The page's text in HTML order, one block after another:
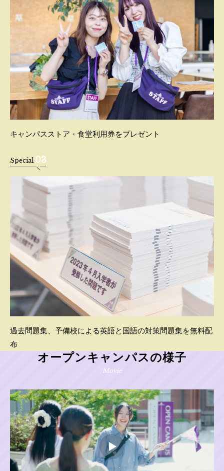
キャンパスストア・食堂利用券をプレゼント
Special 03
過去問題集、予備校による英語と国語の対策問題集を無料配
布
オープンキャンパスの様子
Movie